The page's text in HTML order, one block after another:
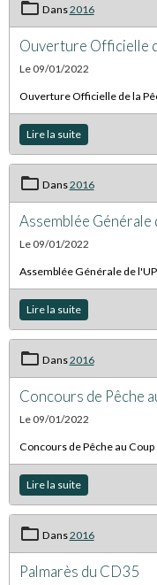
Dans2016
Ouverture Officielle
Le 09/01/2022
Ouverture Officielle de la
Lire la suite
Dans2016
Assemblée
Le 09/01/2022
Assemblée Générale de
Lire la suite
Dans2016
Concours de Pêche
Le 09/01/2022
Concours de Pêche au
Lire la suite
Dans2016
Palmarès du CD35